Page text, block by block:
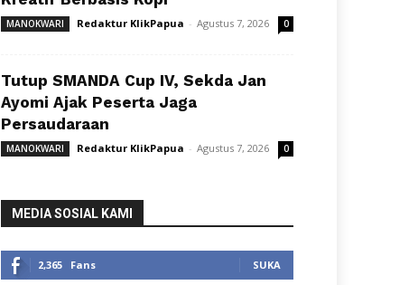
MANOKWARI Redaktur KlikPapua - Agustus 7, 2026 0
Tutup SMANDA Cup IV, Sekda Jan
Ayomi Ajak Peserta Jaga
Persaudaraan
MANOKWARI Redaktur KlikPapua - Agustus 7, 2026 0
MEDIA SOSIAL KAMI
2,365 Fans SUKA